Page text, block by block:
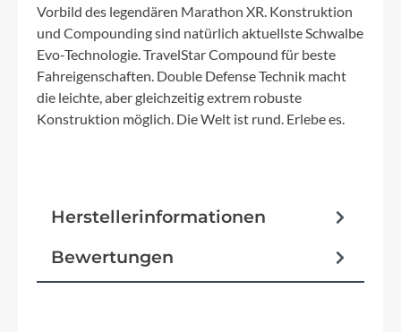
Vorbild des legendären Marathon XR. Konstruktion
und Compounding sind natürlich aktuellste Schwalbe
Evo-Technologie. TravelStar Compound für beste
Fahreigenschaften. Double Defense Technik macht
die leichte, aber gleichzeitig extrem robuste
Konstruktion möglich. Die Welt ist rund. Erlebe es.
Herstellerinformationen
Bewertungen